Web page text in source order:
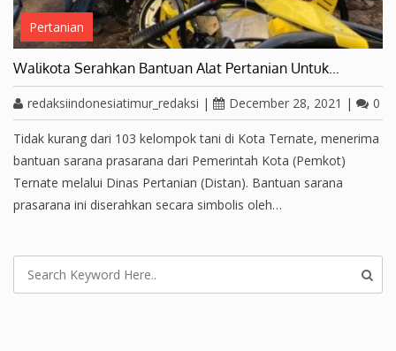
Pertanian
Walikota Serahkan Bantuan Alat Pertanian Untuk…
redaksiindonesiatimur_redaksi | December 28, 2021 | 0
Tidak kurang dari 103 kelompok tani di Kota Ternate, menerima
bantuan sarana prasarana dari Pemerintah Kota (Pemkot)
Ternate melalui Dinas Pertanian (Distan). Bantuan sarana
prasarana ini diserahkan secara simbolis oleh…